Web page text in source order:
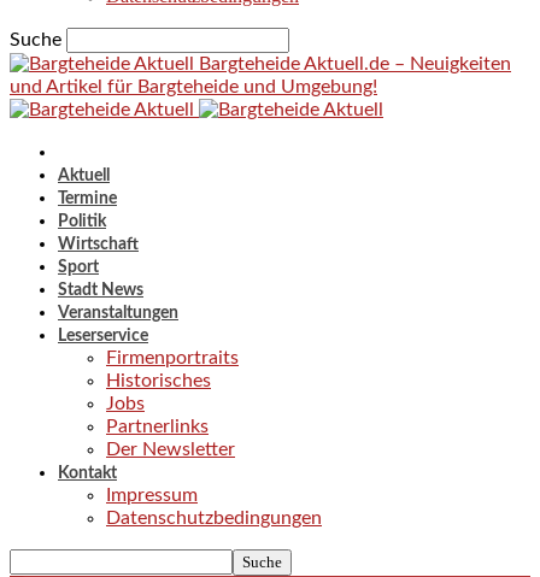
Suche
Bargteheide Aktuell.de – Neuigkeiten
und Artikel für Bargteheide und Umgebung!
Aktuell
Termine
Politik
Wirtschaft
Sport
Stadt News
Veranstaltungen
Leserservice
Firmenportraits
Historisches
Jobs
Partnerlinks
Der Newsletter
Kontakt
Impressum
Datenschutzbedingungen